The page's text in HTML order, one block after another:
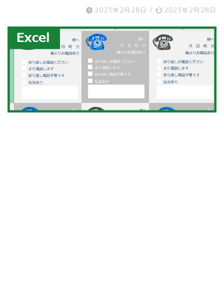
2023年2月28日 / 2023年2月28日